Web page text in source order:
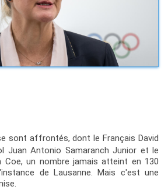
sont affrontés, dont le Français David
Juan Antonio Samaranch Junior et le
Coe, un nombre jamais atteint en 130
de Lausanne. Mais c'est une